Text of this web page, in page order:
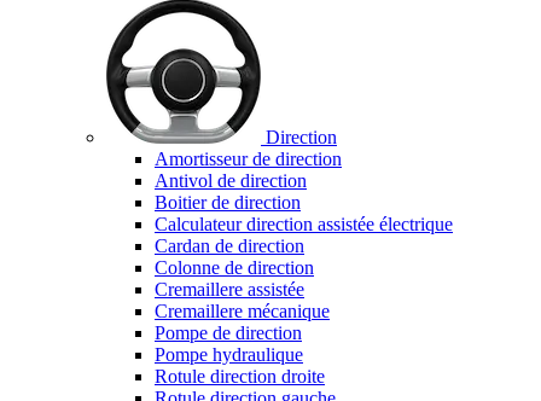
Direction
Amortisseur de direction
Antivol de direction
Boitier de direction
Calculateur direction assistée électrique
Cardan de direction
Colonne de direction
Cremaillere assistée
Cremaillere mécanique
Pompe de direction
Pompe hydraulique
Rotule direction droite